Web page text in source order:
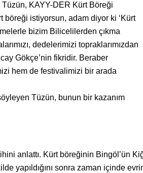
KAYY-DER Kürt Böreği
böreği istiyorsun, adam diyor ki ‘Kürt
bizim Bilicelilerden çıkma
dedelerimizi topraklarımızdan
Gökçe’nin fikridir. Beraber
hem de festivalimizi bir arada
Tüzün, bunun bir kazanım
anlattı. Kürt böreğinin Bingöl’ün
yapıldığını sonra zaman içinde